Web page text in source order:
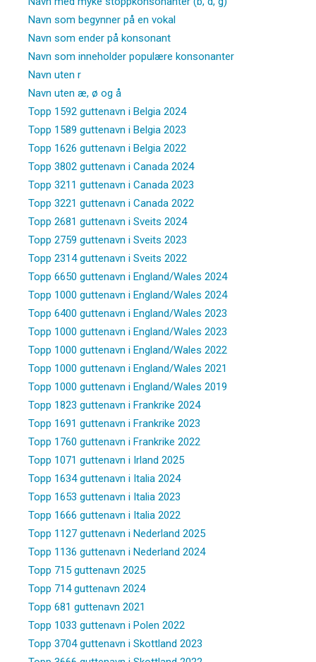
Navn som begynner på en vokal
Navn som ender på konsonant
Navn som inneholder populære konsonanter
Navn uten r
Navn uten æ, ø og å
Topp 1592 guttenavn i Belgia 2024
Topp 1589 guttenavn i Belgia 2023
Topp 1626 guttenavn i Belgia 2022
Topp 3802 guttenavn i Canada 2024
Topp 3211 guttenavn i Canada 2023
Topp 3221 guttenavn i Canada 2022
Topp 2681 guttenavn i Sveits 2024
Topp 2759 guttenavn i Sveits 2023
Topp 2314 guttenavn i Sveits 2022
Topp 6650 guttenavn i England/Wales 2024
Topp 1000 guttenavn i England/Wales 2024
Topp 6400 guttenavn i England/Wales 2023
Topp 1000 guttenavn i England/Wales 2023
Topp 1000 guttenavn i England/Wales 2022
Topp 1000 guttenavn i England/Wales 2021
Topp 1000 guttenavn i England/Wales 2019
Topp 1823 guttenavn i Frankrike 2024
Topp 1691 guttenavn i Frankrike 2023
Topp 1760 guttenavn i Frankrike 2022
Topp 1071 guttenavn i Irland 2025
Topp 1634 guttenavn i Italia 2024
Topp 1653 guttenavn i Italia 2023
Topp 1666 guttenavn i Italia 2022
Topp 1127 guttenavn i Nederland 2025
Topp 1136 guttenavn i Nederland 2024
Topp 715 guttenavn 2025
Topp 714 guttenavn 2024
Topp 681 guttenavn 2021
Topp 1033 guttenavn i Polen 2022
Topp 3704 guttenavn i Skottland 2023